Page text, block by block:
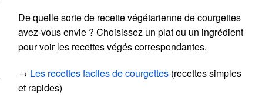
De quelle sorte de recette végétarienne de courgettes
avez-vous envie ? Choisissez un plat ou un ingrédient
pour voir les recettes végés correspondantes.
→ Les recettes faciles de courgettes (recettes simples
et rapides)